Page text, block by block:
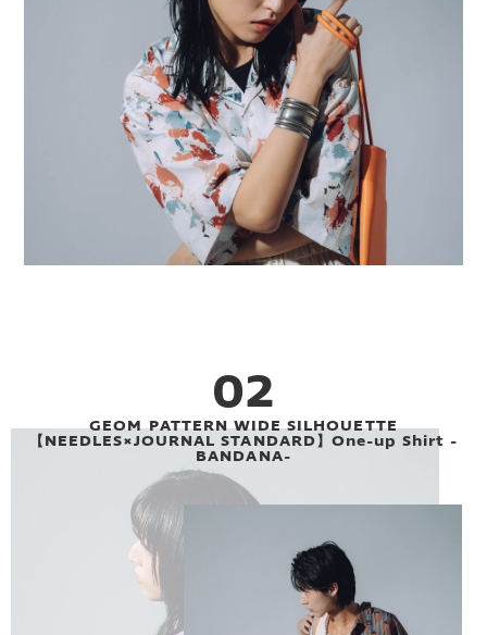
02
GEOM PATTERN WIDE SILHOUETTE
【NEEDLES×JOURNAL STANDARD】One-up Shirt -
BANDANA-